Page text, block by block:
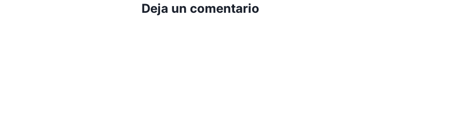
Deja un comentario